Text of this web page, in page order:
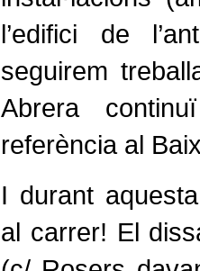
l’edifici de
seguirem
Abrera
referència al
I durant
al carrer! El